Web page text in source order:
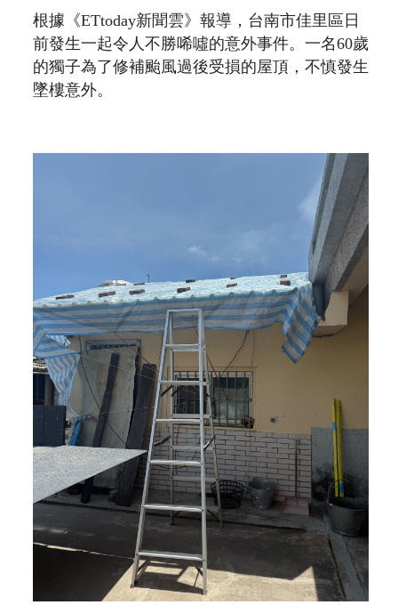
根據《ETtoday新聞雲》報導，台南市佳里區日
前發生一起令人不勝唏噓的意外事件。一名60歲
的獨子為了修補颱風過後受損的屋頂，不慎發生
墜樓意外。